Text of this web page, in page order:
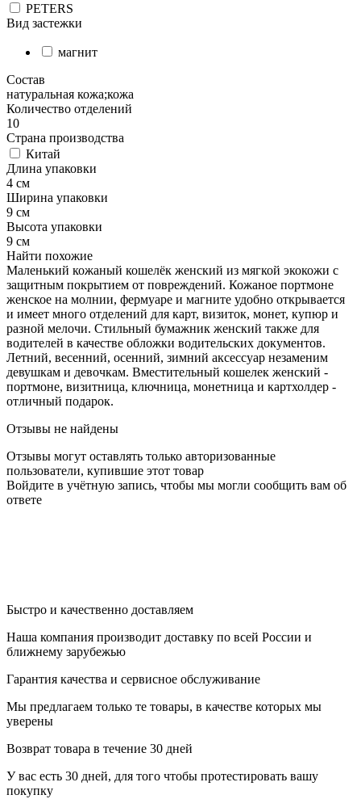
PETERS
Вид застежки
магнит
Состав
натуральная кожа;кожа
Количество отделений
10
Страна производства
Китай
Длина упаковки
4 см
Ширина упаковки
9 см
Высота упаковки
9 см
Найти похожие
Маленький кожаный кошелёк женский из мягкой экокожи с
защитным покрытием от повреждений. Кожаное портмоне
женское на молнии, фермуаре и магните удобно открывается
и имеет много отделений для карт, визиток, монет, купюр и
разной мелочи. Стильный бумажник женский также для
водителей в качестве обложки водительских документов.
Летний, весенний, осенний, зимний аксессуар незаменим
девушкам и девочкам. Вместительный кошелек женский -
портмоне, визитница, ключница, монетница и картхолдер -
отличный подарок.
Отзывы не найдены
Отзывы могут оставлять только авторизованные
пользователи, купившие этот товар
Войдите в учётную запись, чтобы мы могли сообщить вам об
ответе
Быстро и качественно доставляем
Наша компания производит доставку по всей России и
ближнему зарубежью
Гарантия качества и сервисное обслуживание
Мы предлагаем только те товары, в качестве которых мы
уверены
Возврат товара в течение 30 дней
У вас есть 30 дней, для того чтобы протестировать вашу
покупку